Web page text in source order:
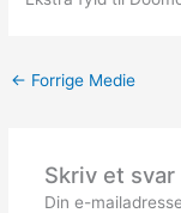
← Forrige Medie
Skriv et svar
Din e-